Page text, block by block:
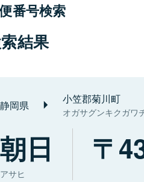
番号検索
結果
静岡県 小笠郡菊川町
オガサグンキクガワ
朝日
アサヒ